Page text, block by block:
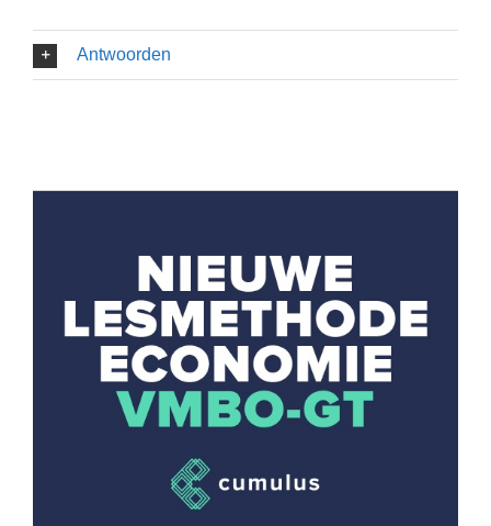
Antwoorden